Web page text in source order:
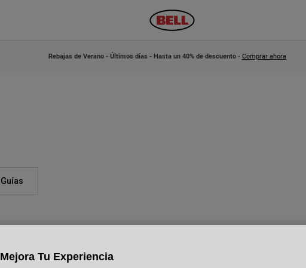
Rebajas de Verano - Últimos días - Hasta un 40% de descuento - Comprar ahora
Guías
Mejora Tu Experiencia